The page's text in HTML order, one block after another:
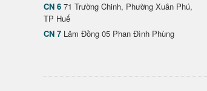
CN 6 71 Trường Chinh, Phường Xuân Phú,
TP Huế
CN 7 Lâm Đồng 05 Phan Đình Phùng